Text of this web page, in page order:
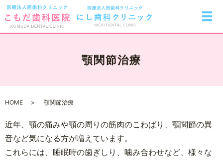
顎関節治療
HOME 顎関節治療
近年、顎の痛みや顎の周りの筋肉のこわばり、顎関節の異
音など気になる方が増えています。
これらには、睡眠時の歯ぎしり、噛み合わせなど、様々な